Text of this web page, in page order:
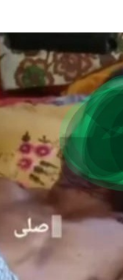
Camat Tebo
Ilir Tinjau
Langsung
Pelatihan
Paskibraka,
Beri
Semangat
dan
an Latihan